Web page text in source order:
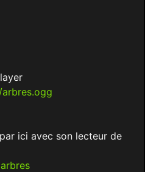
ici avec son lecteur de